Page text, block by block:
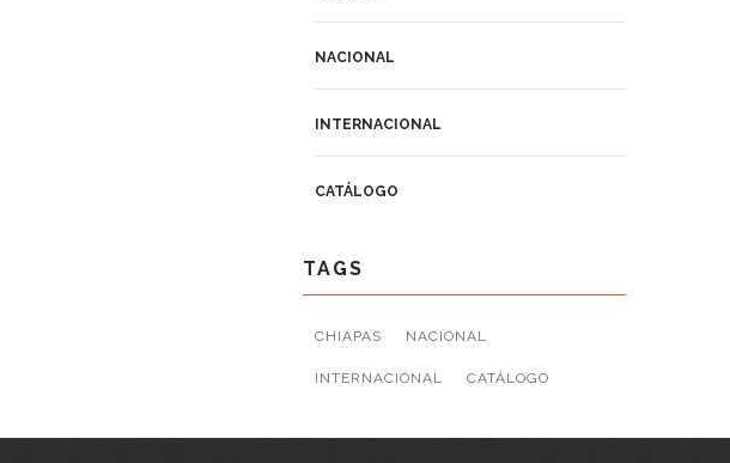
NACIONAL
INTERNACIONAL
CATÁLOGO
TAGS
CHIAPAS NACIONAL
INTERNACIONAL CATÁLOGO